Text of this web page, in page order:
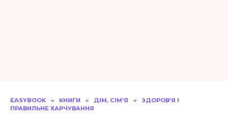
EASYBOOK » КНИГИ » ДІМ, СІМ’Я »
ЗДОРОВ’Я І
ПРАВИЛЬНЕ ХАРЧУВАННЯ